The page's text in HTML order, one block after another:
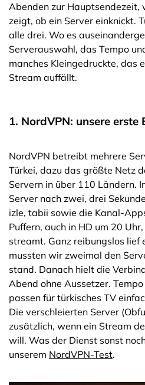
Abenden zur Hauptsendezeit,
zeigt, ob ein Server einknickt.
alle drei. Wo es
Serverauswahl, das Tempo
manches Kleingedruckte, das
Stream auffällt.
1. NordVPN: unsere erste
NordVPN betreibt mehrere
Türkei, dazu das größte Netz
Servern in über 110 Ländern.
Server nach zwei, drei
izle, tabii sowie die Kanal-
Puffern, auch in HD um 20
streamt. Ganz reibungslos lief
mussten wir zweimal den
stand. Danach hielt die
Abend ohne Aussetzer.
passen für türkisches TV
Die verschleierten Server
zusätzlich, wenn ein Stream
will. Was der Dienst sonst
unserem NordVPN-Test.